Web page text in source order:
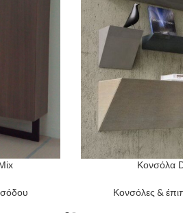
Κονσόλα
Κονσόλες &